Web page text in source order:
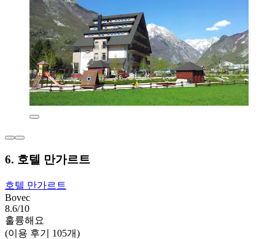
6. 호텔 만가르트
호텔 만가르트
Bovec
8.6/10
훌륭해요
(이용 후기 105개)